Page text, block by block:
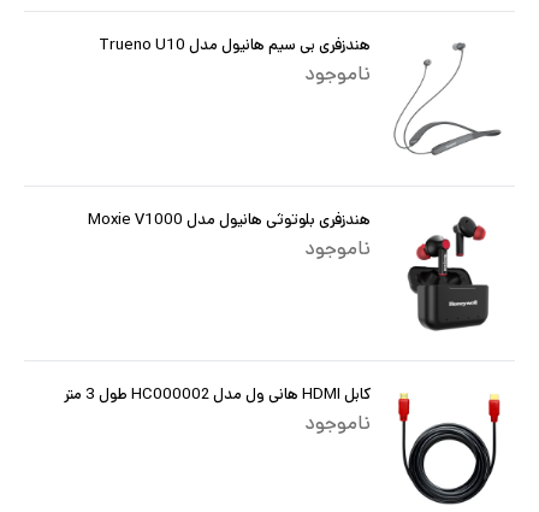
هندزفری بی سیم هانیول مدل Trueno U10
ناموجود
هندزفری بلوتوثی هانیول مدل Moxie V1000
ناموجود
کابل HDMI هانی ول مدل HC000002 طول 3 متر
ناموجود